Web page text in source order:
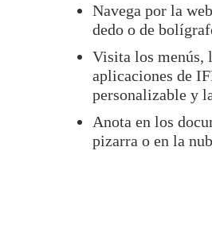
Navega por la
dedo o de
Visita los menús,
aplicaciones de
personalizable y
Anota en los
pizarra o en la